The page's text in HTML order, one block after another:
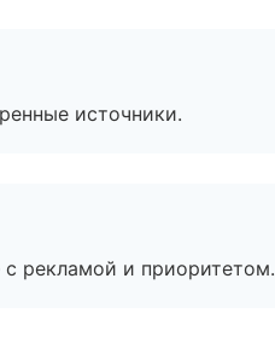
источники.
рекламой и приоритетом.